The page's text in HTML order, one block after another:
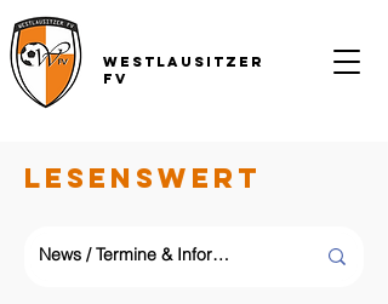
Westlausitzer
FV
LESENSWERT